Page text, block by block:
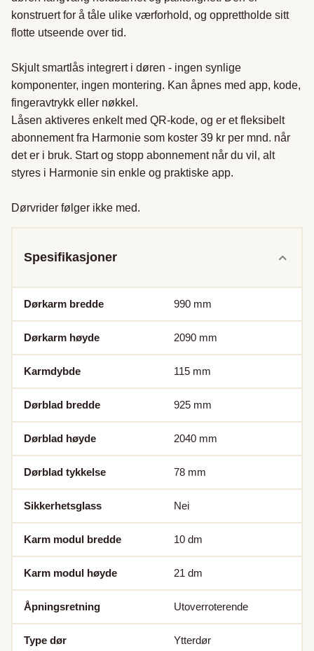
konstruert for å tåle ulike værforhold, og opprettholde sitt
flotte utseende over tid.
Skjult smartlås integrert i døren - ingen synlige
komponenter, ingen montering. Kan åpnes med app, kode,
fingeravtrykk eller nøkkel.
Låsen aktiveres enkelt med QR-kode, og er et fleksibelt
abonnement fra Harmonie som koster 39 kr per mnd. når
det er i bruk. Start og stopp abonnement når du vil, alt
styres i Harmonie sin enkle og praktiske app.
Dørvrider følger ikke med.
Spesifikasjoner
Dørkarm bredde 990 mm
Dørkarm høyde 2090 mm
Karmdybde 115 mm
Dørblad bredde 925 mm
Dørblad høyde 2040 mm
Dørblad tykkelse 78 mm
Sikkerhetsglass Nei
Karm modul bredde 10 dm
Karm modul høyde 21 dm
Åpningsretning Utoverroterende
Type dør Ytterdør